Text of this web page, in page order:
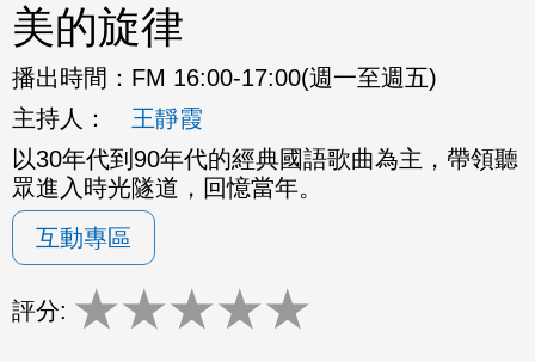
美的旋律
播出時間： FM 16:00-17:00(週一至週五)
主持人：
王靜霞
以30年代到90年代的經典國語歌曲為主，帶領聽
眾進入時光隧道，回憶當年。
互動專區
評分: ★★★★★